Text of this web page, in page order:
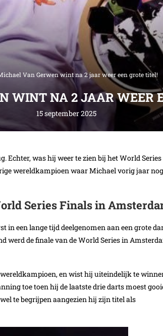
Van Gerwen wint na 2 jaar weer een grote titel!
WINT NA 2 JAAR WEER
15 september 2025
Echter, was hij weer te zien bij het World
wereldkampioen waar Michael vorig jaar nog
Series Finals in
in een lange tijd deelgenomen aan een grote
werd de finale van de World Series in
en wist hij uiteindelijk te
toe toen hij de laatste drie darts moest
te begrijpen aangezien hij zijn titel als